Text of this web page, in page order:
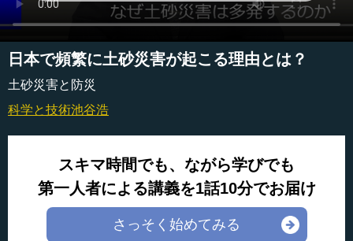
日本で頻繁に土砂災害が起こる理由とは？
土砂災害と防災
科学と技術池谷浩
スキマ時間でも、ながら学びでも
第一人者による講義を1話10分でお届け
さっそく始めてみる